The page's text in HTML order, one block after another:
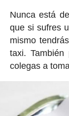
Nunca está
que si sufres
mismo
taxi.
colegas a